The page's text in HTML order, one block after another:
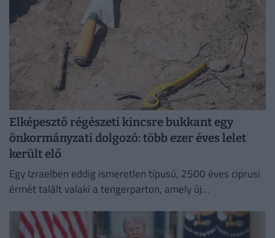
Elképesztő régészeti kincsre bukkant egy
önkormányzati dolgozó: több ezer éves lelet
került elő
Egy Izraelben eddig ismeretlen típusú, 2500 éves ciprusi
érmét talált valaki a tengerparton, amely új
kereskedelemről.